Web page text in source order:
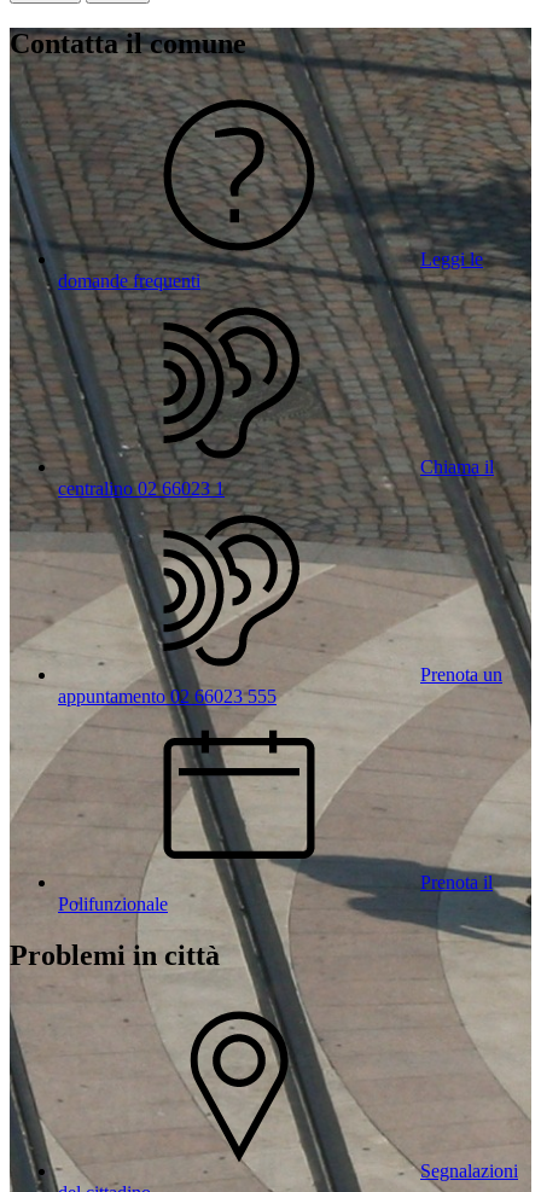
Contatta il comune
Leggi le
domande frequenti
Chiama il
centralino 02 66023 1
Prenota un
appuntamento 02 66023 555
Prenota il
Polifunzionale
Problemi in città
Segnalazioni